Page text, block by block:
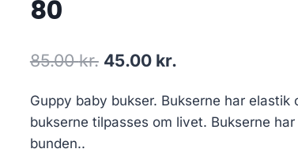
80
85.00kr. Original
was:
45.00 kr.
is:
Guppy baby bukser. Bukserne har
bukserne tilpasses om livet. Bukserne
bunden..